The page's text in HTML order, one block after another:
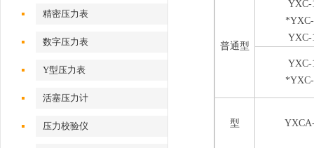
精密压力表
数字压力表
Y型压力表
活塞压力计
压力校验仪
普通型
YXC-
YXC-
YXC-
型